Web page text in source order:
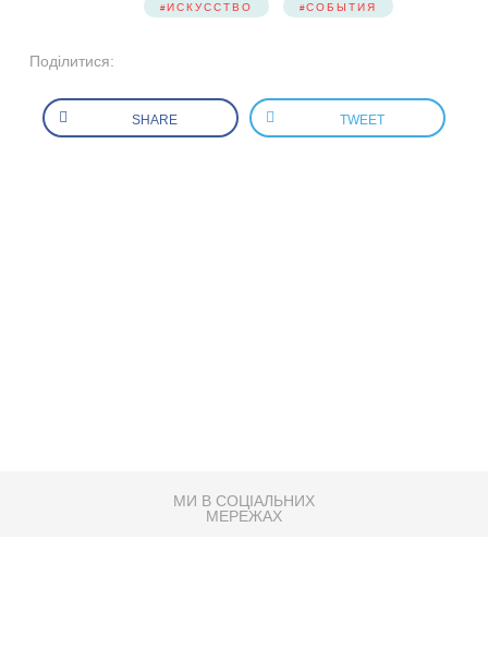
ИСКУССТВО СОБЫТИЯ
Поділитися:
SHARE TWEET
МИ В СОЦІАЛЬНИХ
МЕРЕЖАХ